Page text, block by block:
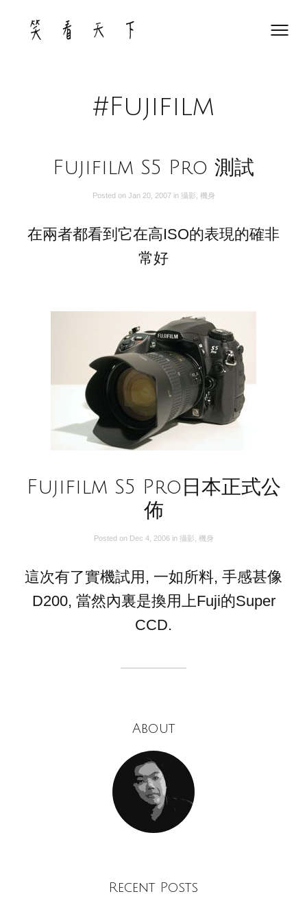
content
#Fujifilm
Fujifilm S5 Pro 測試
Posted on Jan 20, 2007 in 攝影 機身
在兩者都看到它在高ISO的表現的確非
常好
Fujifilm S5 Pro日本正式公
佈
Posted on Dec 4, 2006 in 攝影 機身
這次有了實機試用, 一如所料, 手感甚像
D200, 當然內裏是換用上Fuji的Super
CCD.
About
Recent Posts